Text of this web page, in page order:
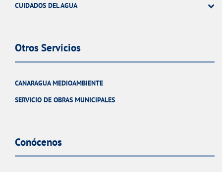
CUIDADOS DEL AGUA
Otros Servicios
CANARAGUA MEDIOAMBIENTE
SERVICIO DE OBRAS MUNICIPALES
Conócenos